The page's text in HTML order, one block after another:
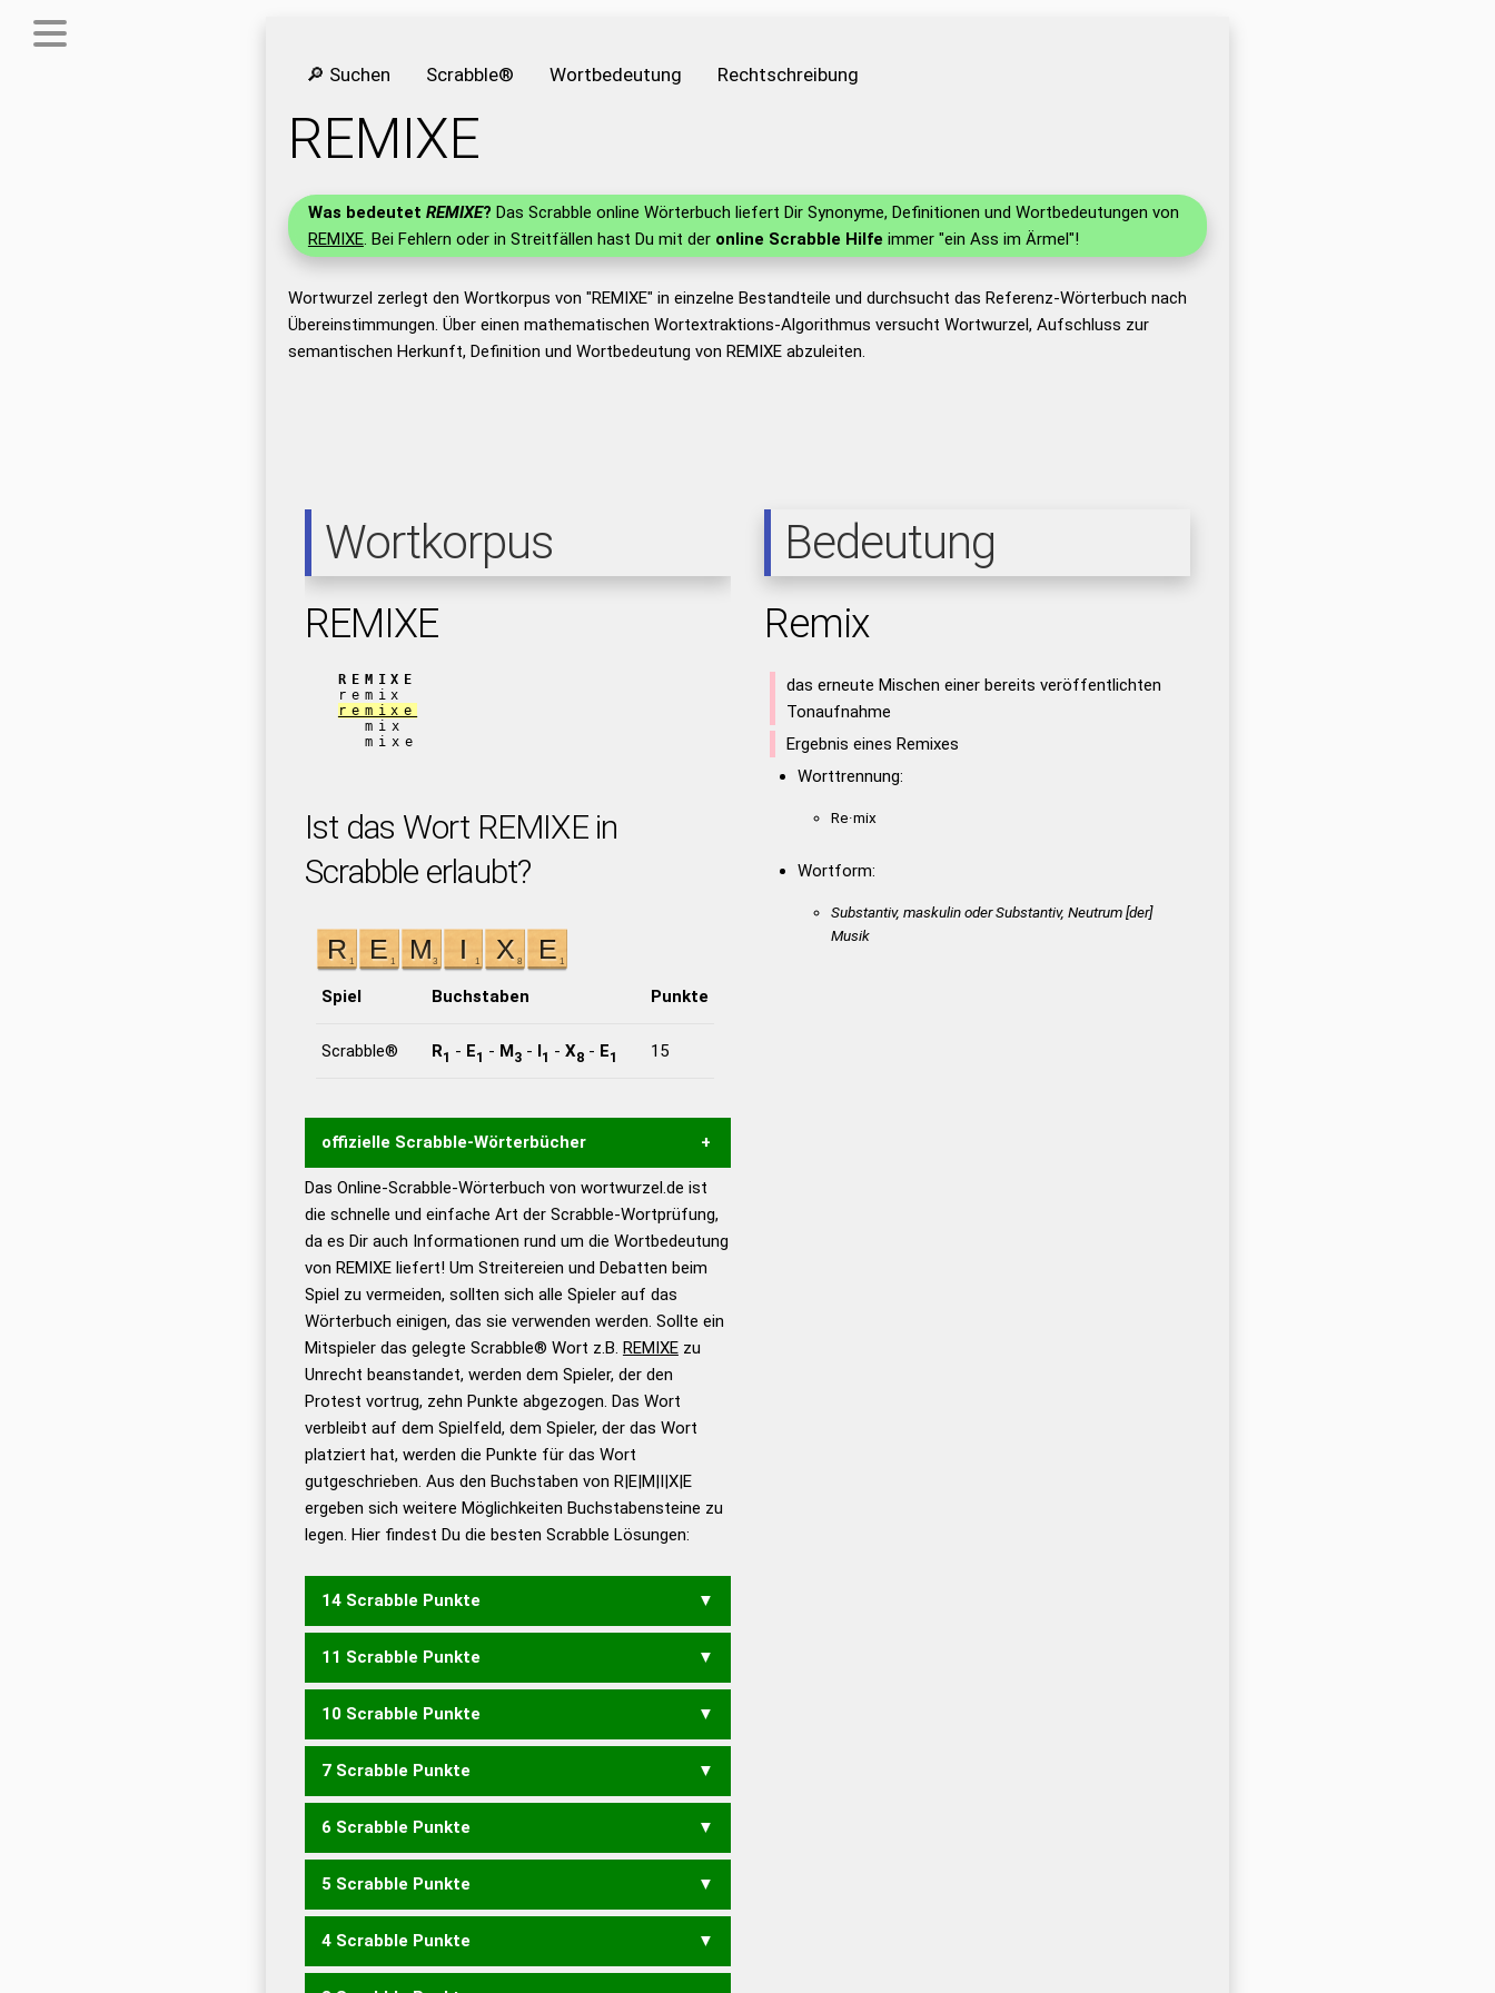
🔎 Suchen Scrabble® Wortbedeutung Rechtschreibung
REMIXE
Was bedeutet REMIXE? Das Scrabble online Wörterbuch liefert Dir Synonyme, Definitionen und Wortbedeutungen von
REMIXE. Bei Fehlern oder in Streitfällen hast Du mit der online Scrabble Hilfe immer "ein Ass im Ärmel"!
Wortwurzel zerlegt den Wortkorpus von "REMIXE" in einzelne Bestandteile und durchsucht das Referenz-Wörterbuch nach
Übereinstimmungen. Über einen mathematischen Wortextraktions-Algorithmus versucht Wortwurzel, Aufschluss zur
semantischen Herkunft, Definition und Wortbedeutung von REMIXE abzuleiten.
Wortkorpus
REMIXE
REMIXE
remix
remixe
mix
mixe
Ist das Wort REMIXE in
Scrabble erlaubt?
Spiel Buchstaben Punkte
Scrabble® R1 - E1 - M3- I1 - X8- E1 15
offizielle Scrabble-Wörterbücher
Wortwurzel liefert mit Hilfe eines semantischen
Wortanalyse-Algorithmus gute Anhaltspunkte zu
Wortbedeutung, Worttrennung und Wortform, um die
Gültigkeit eines Wortes für das Scrabble-Spiel zu
bestimmen! zugelassene Turnier Scrabble-
Wörterbücher sind:
Duden – Standardwerk in 12
Bänden
Duden – Richtiges und gutes
Deutsch
Duden – Die deutsche Grammatik
Duden – Deutsches
Universalwörterbuch
Das Online-Scrabble-Wörterbuch von wortwurzel.de ist
die schnelle und einfache Art der Scrabble-Wortprüfung,
da es Dir auch Informationen rund um die Wortbedeutung
von REMIXE liefert! Um Streitereien und Debatten beim
Spiel zu vermeiden, sollten sich alle Spieler auf das
Wörterbuch einigen, das sie verwenden werden. Sollte ein
Mitspieler das gelegte Scrabble® Wort z.B. REMIXEzu
Unrecht beanstandet, werden dem Spieler, der den
Protest vortrug, zehn Punkte abgezogen. Das Wort
verbleibt auf dem Spielfeld, dem Spieler, der das Wort
platziert hat, werden die Punkte für das Wort
gutgeschrieben. Aus den Buchstaben von R|E|M|I|X|E
ergeben sich weitere Möglichkeiten Buchstabensteine zu
legen. Hier findest Du die besten Scrabble Lösungen:
14 Scrabble Punkte
MIXER
11 Scrabble Punkte
REXE
10 Scrabble Punkte
EXE REX
7 Scrabble Punkte
EIMER EMIRE MEIER
6 Scrabble Punkte
EMIR MEER REIM
5 Scrabble Punkte
MIR
4 Scrabble Punkte
Bedeutung
Remix
das erneute Mischen einer bereits veröffentlichten
Tonaufnahme
Ergebnis eines Remixes
Worttrennung:
Re·mix
Wortform:
Substantiv, maskulin oder Substantiv, Neutrum [der]
Musik